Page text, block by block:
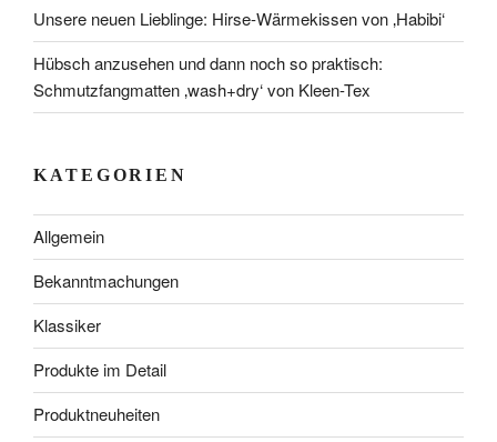
Unsere neuen Lieblinge: Hirse-Wärmekissen von ‚Habibi‘
Hübsch anzusehen und dann noch so praktisch:
Schmutzfangmatten ‚wash+dry‘ von Kleen-Tex
KATEGORIEN
Allgemein
Bekanntmachungen
Klassiker
Produkte im Detail
Produktneuheiten